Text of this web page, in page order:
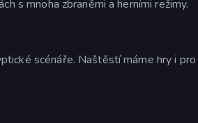
s mnoha zbraněmi a herními režimy.
scénáře. Naštěstí máme hry i